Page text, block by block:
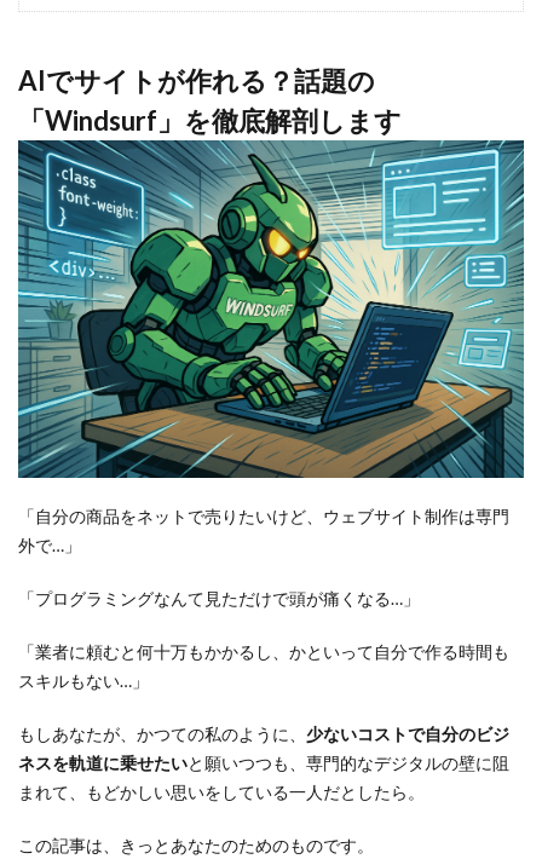
AIでサイトが作れる？話題の
「Windsurf」を徹底解剖します
「自分の商品をネットで売りたいけど、ウェブサイト制作は専門
外で…」
「プログラミングなんて見ただけで頭が痛くなる…」
「業者に頼むと何十万もかかるし、かといって自分で作る時間も
スキルもない…」
もしあなたが、かつての私のように、 少ないコストで自分のビジ
ネスを軌道に乗せたいと願いつつも、専門的なデジタルの壁に阻
まれて、もどかしい思いをしている一人だとしたら。
この記事は、きっとあなたのためのものです。